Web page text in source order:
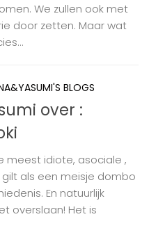
We zullen ook met
door zetten. Maar wat
BLOGS
over :
meest idiote, asociale ,
als een meisje dombo
En natuurlijk
overslaan! Het is